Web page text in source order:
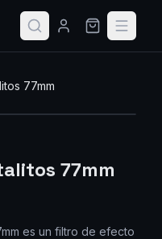
77mm
77mm
es un filtro de efecto